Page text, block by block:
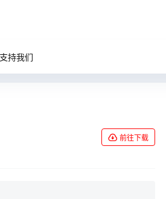
支持我们
前往下载